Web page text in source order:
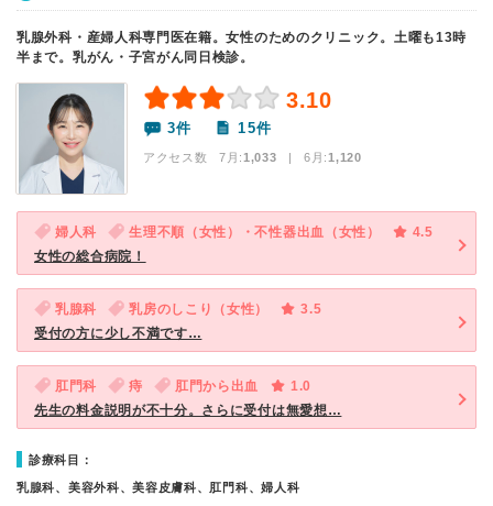
乳腺外科・産婦人科専門医在籍。女性のためのクリニック。土曜も13時
半まで。乳がん・子宮がん同日検診。
3.10
3件 15件
アクセス数 7月:1,033 | 6月:1,120
婦人科 生理不順（女性）・不性器出血（女性）
4.5
女性の総合病院！
乳腺科 乳房のしこり（女性）
3.5
受付の方に少し不満です…
肛門科 痔 肛門から出血
1.0
先生の料金説明が不十分。さらに受付は無愛想…
診療科目：
乳腺科、美容外科、美容皮膚科、肛門科、婦人科